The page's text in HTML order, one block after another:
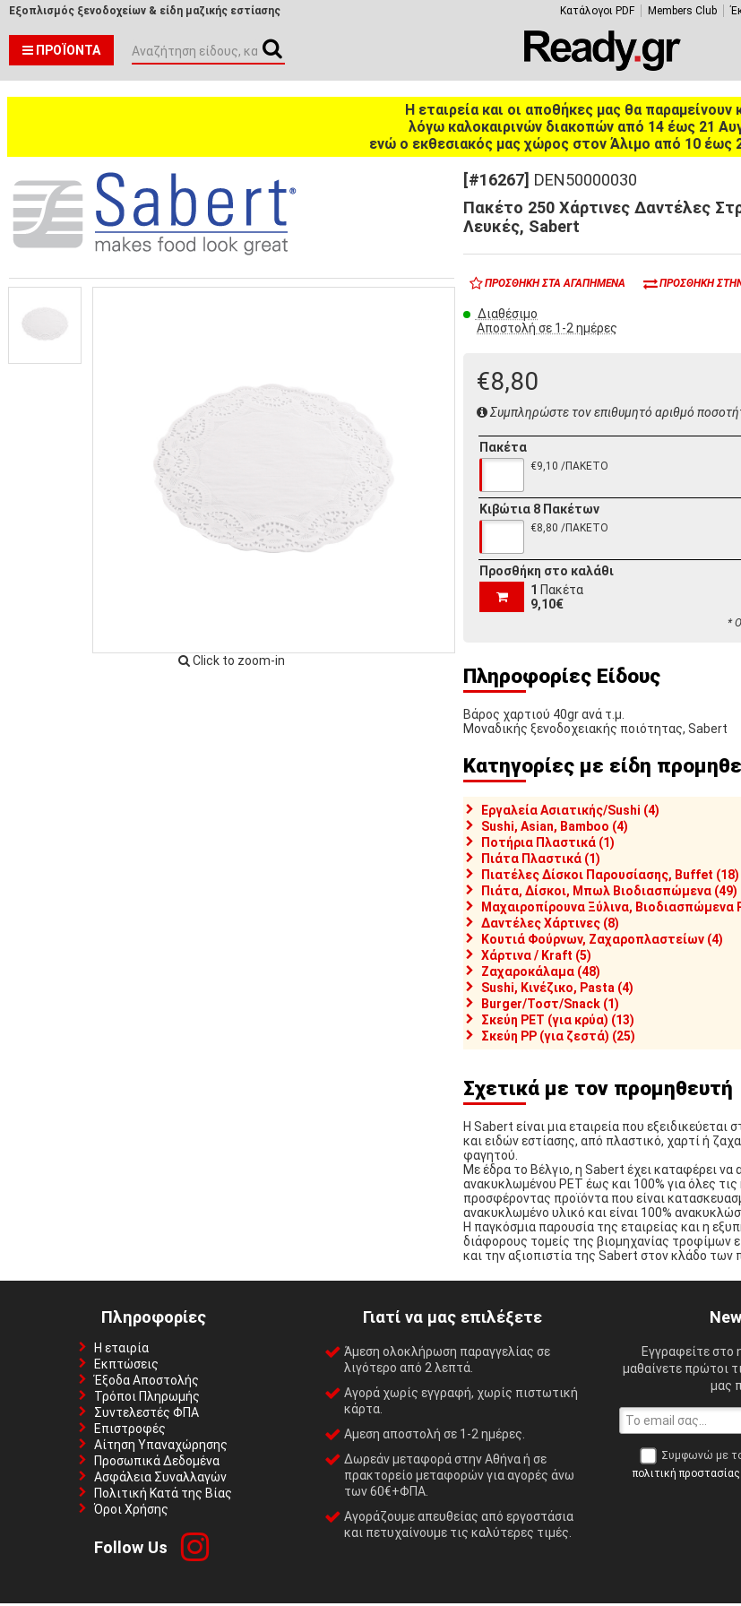
Εξοπλισμός ξενοδοχείων & είδη μαζικής εστίασης Κατάλογοι PDF Members Club
ΠΡΟΪΌΝΤΑ
Η εταιρεία και οι αποθήκες μας θα παραμείνουν
λόγω καλοκαιρινών διακοπών από 14 έως 21
ενώ ο εκθεσιακός μας χώρος στον Άλιμο από 10 έως
Click to zoom-in
[#16267] DEN50000030
Πακέτο 250 Χάρτινες Δαντέλες
Λευκές, Sabert
ΠΡΟΣΘΉΚΗ ΣΤΑ ΑΓΑΠΗΜΈΝΑ ΠΡΟΣΘΉΚΗ
Διαθέσιμο
Αποστολή σε 1-2 ημέρες
€8,80
Συμπληρώστε τον επιθυμητό αριθμό
Πακέτα
€9,10 /ΠΑΚΕΤΟ
Κιβώτια 8 Πακέτων
€8,80 /ΠΑΚΕΤΟ
Προσθήκη στο καλάθι
1 Πακέτα
9,10€
*
Πληροφορίες Είδους
Βάρος χαρτιού 40gr ανά τ.μ.
Μοναδικής ξενοδοχειακής ποιότητας, Sabert
Κατηγορίες με είδη
Εργαλεία Ασιατικής/Sushi (4)
Sushi, Asian, Bamboo (4)
Ποτήρια Πλαστικά (1)
Πιάτα Πλαστικά (1)
Πιατέλες Δίσκοι Παρουσίασης, Buffet (18)
Πιάτα, Δίσκοι, Μπωλ Βιοδιασπώμενα (49)
Μαχαιροπίρουνα Ξύλινα, Βιοδιασπώμενα
Δαντέλες Χάρτινες (8)
Κουτιά Φούρνων, Ζαχαροπλαστείων (4)
Χάρτινα / Kraft (5)
Ζαχαροκάλαμα (48)
Sushi, Κινέζικο, Pasta (4)
Burger/Τοστ/Snack (1)
Σκεύη PET (για κρύα) (13)
Σκεύη PP (για ζεστά) (25)
Σχετικά με τον προμηθευτή
Η Sabert είναι μια εταιρεία που
και ειδών εστίασης, από πλαστικό, χαρτί ή
φαγητού.
Με έδρα το Βέλγιο, η Sabert έχει καταφέρει να
ανακυκλωμένου PET έως και 100% για όλες τις
προσφέροντας προϊόντα που είναι
ανακυκλωμένο υλικό και είναι 100%
Η παγκόσμια παρουσία της εταιρείας και η
διάφορους τομείς της βιομηχανίας τροφίμων
και την αξιοπιστία της Sabert στον κλάδο των
Πληροφορίες
Η εταιρία
Εκπτώσεις
Έξοδα Αποστολής
Τρόποι Πληρωμής
Συντελεστές ΦΠΑ
Επιστροφές
Αίτηση Υπαναχώρησης
Προσωπικά Δεδομένα
Ασφάλεια Συναλλαγών
Πολιτική Κατά της Βίας
Όροι Χρήσης
Follow Us
Γιατί να μας επιλέξετε
Άμεση ολοκλήρωση παραγγελίας σε
λιγότερο από 2 λεπτά.
Αγορά χωρίς εγγραφή, χωρίς πιστωτική
κάρτα.
Αμεση αποστολή σε 1-2 ημέρες.
Δωρεάν μεταφορά στην Αθήνα ή σε
πρακτορείο μεταφορών για αγορές άνω
των 60€+ΦΠΑ.
Αγοράζουμε απευθείας από εργοστάσια
και πετυχαίνουμε τις καλύτερες τιμές.
Εγγραφείτε στο
μαθαίνετε πρώτοι
μας
Συμφωνώ με
πολιτική